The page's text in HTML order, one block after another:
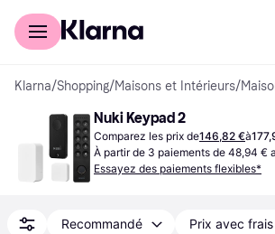
Acheter avec Klarna
Klarna/Shopping/Maisons et Intérieurs/
Nuki Keypad 2
Comparez les prix de146,82 €à
À partir de 3 paiements de 48,94 €
Essayez des paiements flexibles*
Recommandé Prix avec